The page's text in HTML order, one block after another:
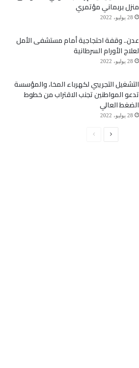
منزل بربماني مؤتمري
28 يوليو، 2022
عدن.. وقفة احتجاجية أمام مستشفى الأمل
لعلاج الأورام السرطانية
28 يوليو، 2022
التشغيل التجريبي لكهرباء المخا، والمؤسسة
تدعو المواطنين تجنب الاقتراب من خطوط
الضغط العالي
28 يوليو، 2022
الصفحة
الصفحة